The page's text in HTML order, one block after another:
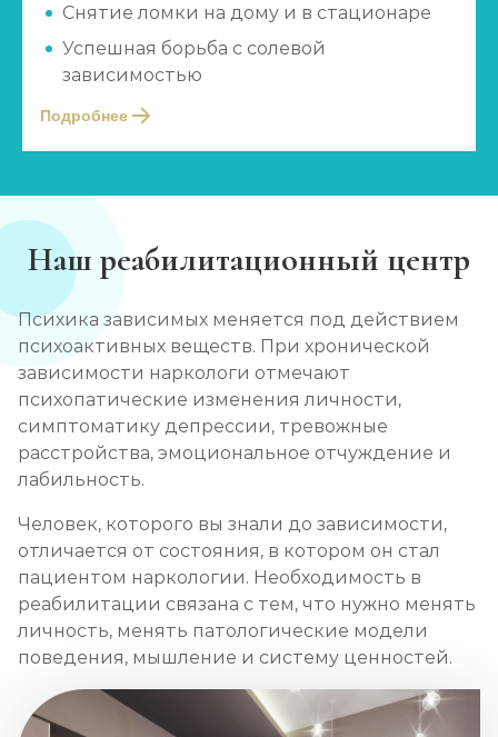
Снятие ломки на дому и в стационаре
Успешная борьба с солевой
зависимостью
Подробнее
Наш реабилитационный центр
Психика зависимых меняется под действием
психоактивных веществ. При хронической
зависимости наркологи отмечают
психопатические изменения личности,
симптоматику депрессии, тревожные
расстройства, эмоциональное отчуждение и
лабильность.
Человек, которого вы знали до зависимости,
отличается от состояния, в котором он стал
пациентом наркологии. Необходимость в
реабилитации связана с тем, что нужно менять
личность, менять патологические модели
поведения, мышление и систему ценностей.